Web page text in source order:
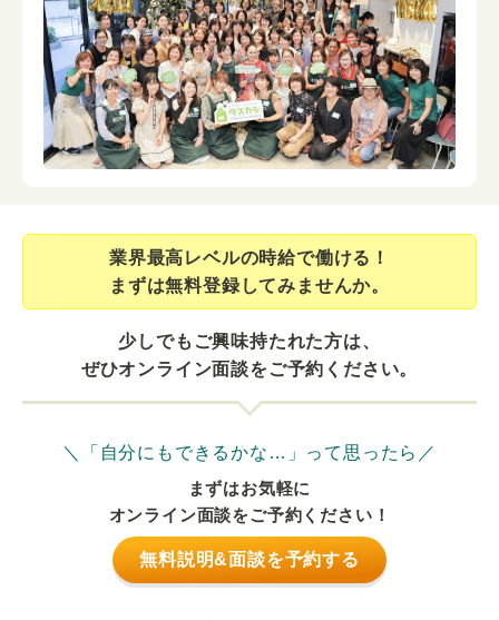
業界最⾼レベルの時給で働ける！
まずは無料登録してみませんか。
少しでもご興味持たれた方は、
ぜひオンライン面談をご予約ください。
＼「自分にもできるかな…」って思ったら／
まずはお気軽に
オンライン面談をご予約ください！
無料説明&面談を予約する